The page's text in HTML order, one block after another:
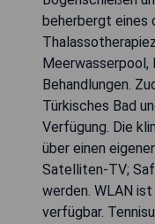
beherbergt eines
Meerwasserpool,
Behandlungen.
Türkisches Bad
Verfügung. Die
über einen
Satelliten-TV;
werden. WLAN
verfügbar.